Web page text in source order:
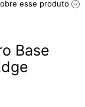
esse produto
Base